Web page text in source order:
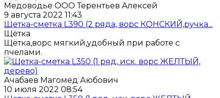
Медоводье ООО Терентьев Алексей
9 августа 2022 11:43
Щетка-сметка L390 (2 ряда, ворс КОНСКИЙ,ручка...
Щётка
Щётка,ворс мягкий,удобный при работе с
пчелами.
Ачабаев Магомед Аюбович
10 июля 2022 08:54